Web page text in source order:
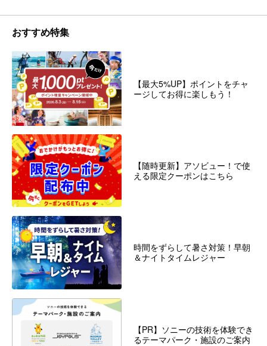
おすすめ特集
【最大5%UP】ポイントをチャ
ージしてお得に楽しもう！
【随時更新】アソビュー！で使
える限定クーポンはこちら
時間をずらして暑さ対策！早朝
＆ナイトタイムレジャー
【PR】ソニーの技術を体験でき
るテーマパーク・施設のご案内